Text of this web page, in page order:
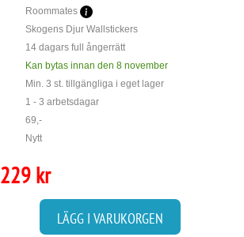
Roommates
Skogens Djur Wallstickers
14 dagars full ångerrätt
Kan bytas innan den 8 november
Min. 3 st. tillgängliga i eget lager
1 - 3 arbetsdagar
69,-
Nytt
229 kr
LÄGG I VARUKORGEN